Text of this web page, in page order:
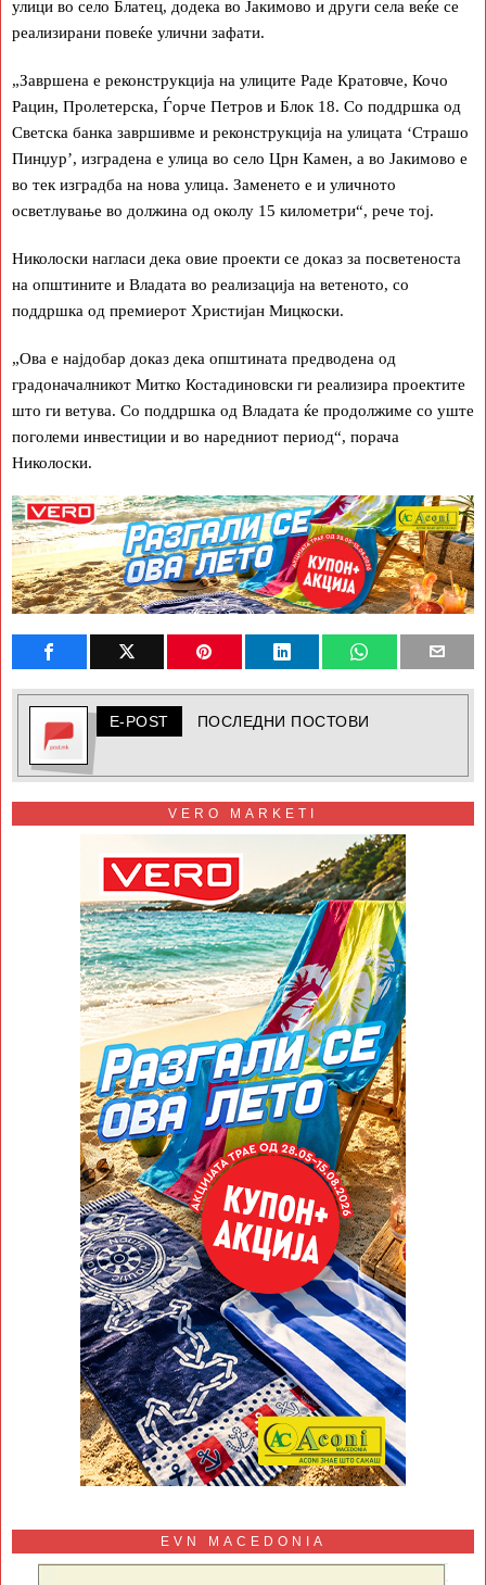
улици во село Блатец, додека во Јакимово и други села веќе се
реализирани повеќе улични зафати.
„Завршена е реконструкција на улиците Раде Кратовче, Кочо
Рацин, Пролетерска, Ѓорче Петров и Блок 18. Со поддршка од
Светска банка завршивме и реконструкција на улицата ‘Страшо
Пинџур’, изградена е улица во село Црн Камен, а во Јакимово е
во тек изградба на нова улица. Заменето е и уличното
осветлување во должина од околу 15 километри“, рече тој.
Николоски нагласи дека овие проекти се доказ за посветеноста
на општините и Владата во реализација на ветеното, со
поддршка од премиерот Христијан Мицкоски.
„Ова е најдобар доказ дека општината предводена од
градоначалникот Митко Костадиновски ги реализира проектите
што ги ветува. Со поддршка од Владата ќе продолжиме со уште
поголеми инвестиции и во наредниот период“, порача
Николоски.
E-POST ПОСЛЕДНИ ПОСТОВИ
VERO MARKETI
EVN MACEDONIA